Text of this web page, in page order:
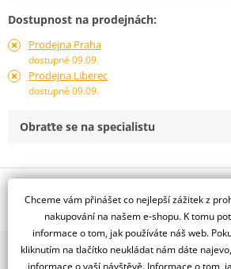
Dostupnost na prodejnách:
Prodejna Praha
dostupné 09.09.
Prodejna Liberec
dostupné 09.09.
Obraťte se na specialistu
Jsme autorizovaný
dealer značky D.I.D + JT
Řetězová sada - Řetěz D.I.D, řady VX2,
2x multibrand showroom
Chceme vám přinášet co nejlepší zážitek z
nakupování na našem e-shopu. K tomu
informace o tom, jak používáte náš web.
kliknutím na tlačítko neukládat nám dáte
informace o vaší návštěvě. Informace o tom,